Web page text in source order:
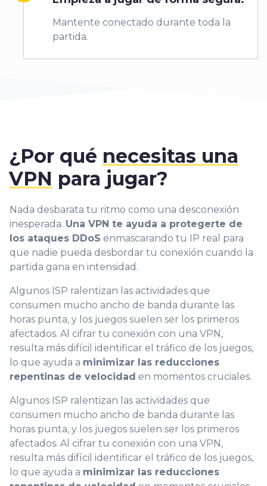
Mantente conectado durante toda la
partida.
¿Por qué necesitas una
VPN para jugar?
Nada desbarata tu ritmo como una desconexión
inesperada. Una VPN te ayuda a protegerte de
los ataques DDoS enmascarando tu IP real para
que nadie pueda desbordar tu conexión cuando la
partida gana en intensidad.
Algunos ISP ralentizan las actividades que
consumen mucho ancho de banda durante las
horas punta, y los juegos suelen ser los primeros
afectados. Al cifrar tu conexión con una VPN,
resulta más difícil identificar el tráfico de los juegos,
lo que ayuda a minimizar las reducciones
repentinas de velocidad en momentos cruciales.
Algunos ISP ralentizan las actividades que
consumen mucho ancho de banda durante las
horas punta, y los juegos suelen ser los primeros
afectados. Al cifrar tu conexión con una VPN,
resulta más difícil identificar el tráfico de los juegos,
lo que ayuda a minimizar las reducciones
0
1